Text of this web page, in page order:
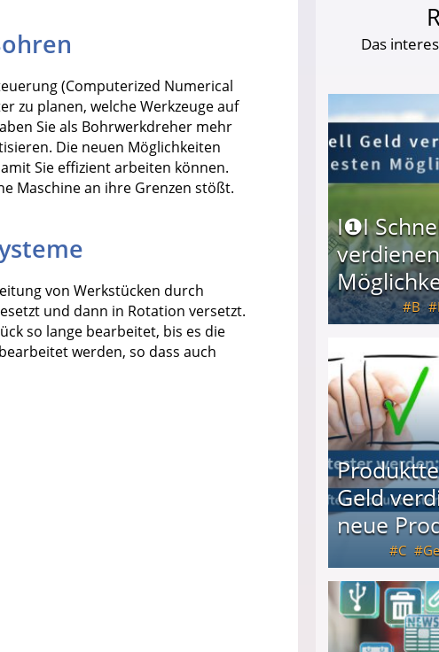
(Computerized Numerical
zu planen, welche Werkzeuge auf
Sie als Bohrwerkdreher mehr
Die neuen Möglichkeiten
Sie effizient arbeiten können.
Maschine an ihre Grenzen stößt.
von Werkstücken durch
und dann in Rotation versetzt.
so lange bearbeitet, bis es die
werden, so dass auch
Das
I❶I
B
I❶I Schnell Geld verdienen: 20 seriöse Möglichkeiten
Geld
neue
C
Produkttester werden und Geld verdienen ↻ Täglich neue